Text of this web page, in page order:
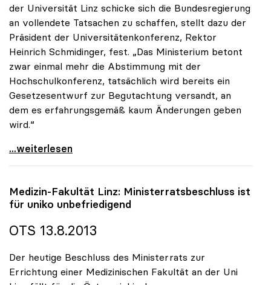
der Universität Linz schicke sich die Bundesregierung
an vollendete Tatsachen zu schaffen, stellt dazu der
Präsident der Universitätenkonferenz, Rektor
Heinrich Schmidinger, fest. „Das Ministerium betont
zwar einmal mehr die Abstimmung mit der
Hochschulkonferenz, tatsächlich wird bereits ein
Gesetzesentwurf zur Begutachtung versandt, an
dem es erfahrungsgemäß kaum Änderungen geben
wird.“
uniko zu DUK-Promotionsrecht: „Ministerium schafft
...weiterlesen
Medizin-Fakultät Linz: Ministerratsbeschluss ist
für uniko unbefriedigend
OTS 13.8.2013
Der heutige Beschluss des Ministerrats zur
Errichtung einer Medizinischen Fakultät an der Uni